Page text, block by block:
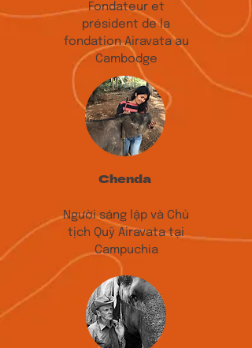
Fondateur et
président de la
fondation Airavata au
Cambodge
Chenda
Người sáng lập và Chủ
tịch Quỹ Airavata tại
Campuchia